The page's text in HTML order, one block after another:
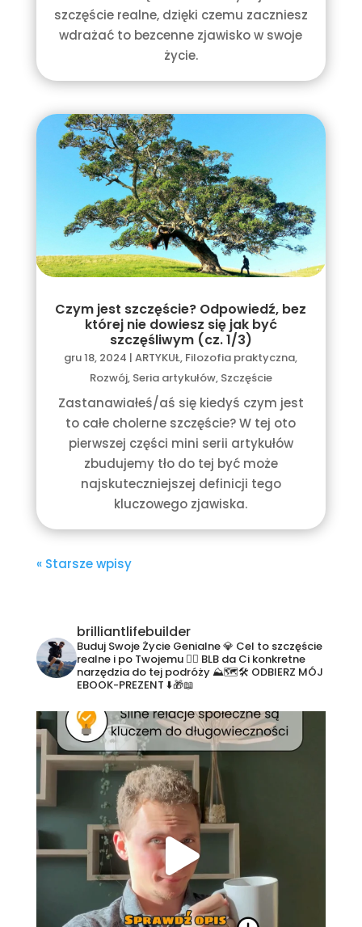
szczęście realne, dzięki czemu zaczniesz
wdrażać to bezcenne zjawisko w swoje
życie.
Czym jest szczęście? Odpowiedź, bez
której nie dowiesz się jak być
szczęśliwym (cz. 1/3)
gru 18, 2024 |ARTYKUŁ, Filozofia praktyczna,
Rozwój, Seria artykułów, Szczęście
Zastanawiałeś/aś się kiedyś czym jest
to całe cholerne szczęście? W tej oto
pierwszej części mini serii artykułów
zbudujemy tło do tej być może
najskuteczniejszej definicji tego
kluczowego zjawiska.
« Starsze wpisy
brilliantlifebuilder
Buduj Swoje Życie Genialne 💎Cel to szczęście
realne i po Twojemu ❤️‍🔥 BLB da Ci konkretne
narzędzia do tej podróży ⛰🗺🛠 ODBIERZ MÓJ
EBOOK-PREZENT ⬇️🎁📖